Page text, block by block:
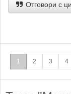
Отговори с
1 2 3 4